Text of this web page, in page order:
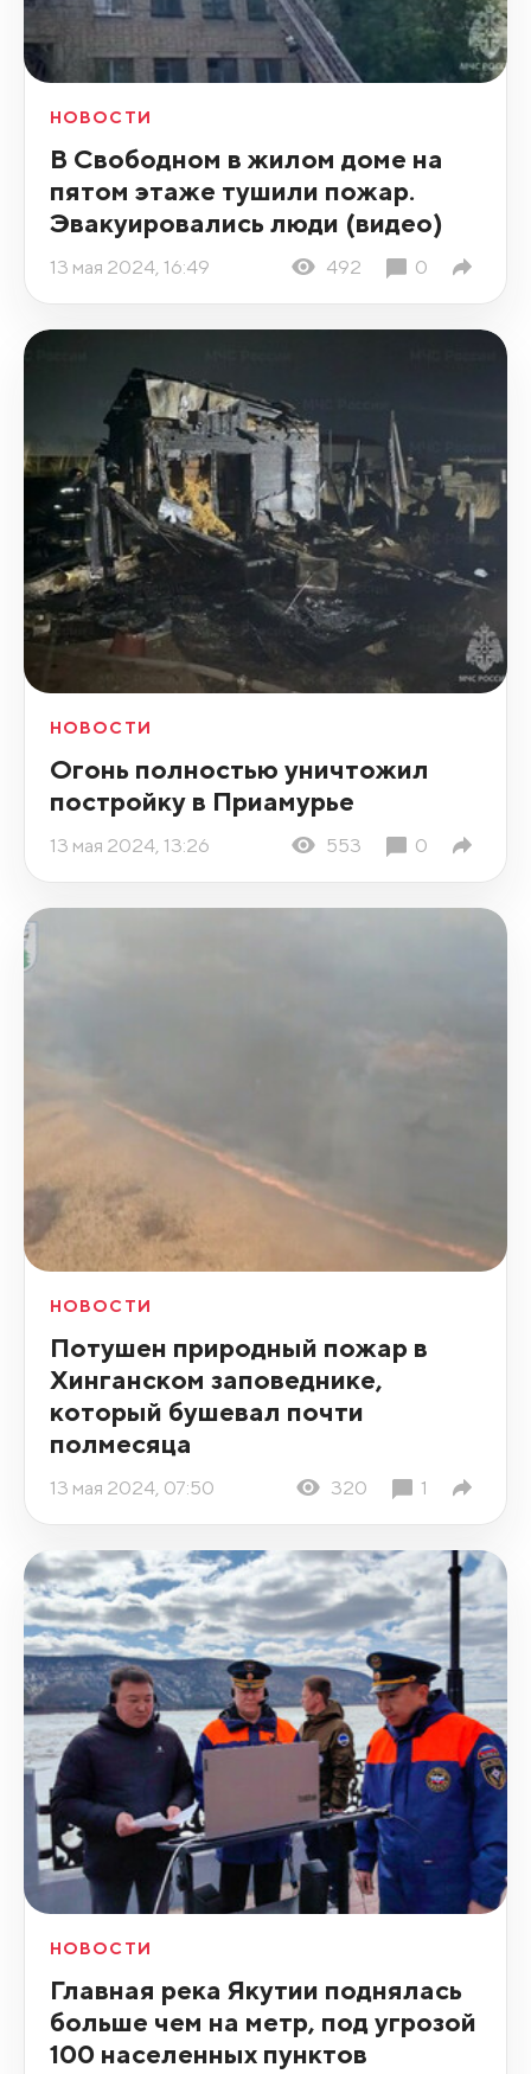
НОВОСТИ
В Свободном в жилом доме на
пятом этаже тушили пожар.
Эвакуировались люди (видео)
13 мая 2024, 16:49 492 0
НОВОСТИ
Огонь полностью уничтожил
постройку в Приамурье
13 мая 2024, 13:26 553 0
НОВОСТИ
Потушен природный пожар в
Хинганском заповеднике,
который бушевал почти
полмесяца
13 мая 2024, 07:50 320 1
НОВОСТИ
Главная река Якутии поднялась
больше чем на метр, под угрозой
100 населенных пунктов